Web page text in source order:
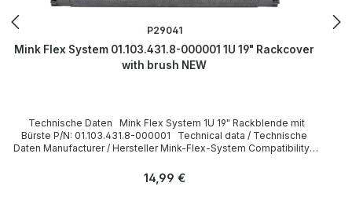
P29041
Mink Flex System 01.103.431.8-000001 1U 19" Rackcover
with brush NEW
Bürste P/N: 01.103.431.8-000001 Technical data / Technische
Daten Manufacturer / Hersteller Mink-Flex-System Compatibility /
been overhauled and tested by us. Die Hardware wurde von uns
Regulärer Preis:
14,99 €